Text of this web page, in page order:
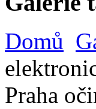
Domů
Praha